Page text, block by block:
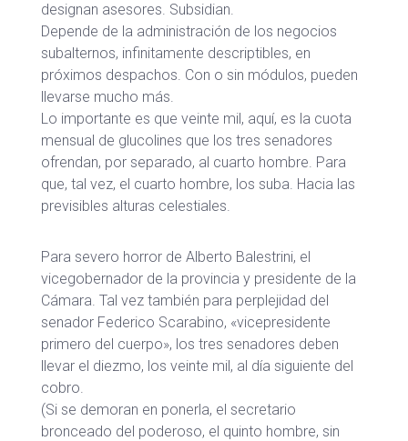
designan asesores. Subsidian.
Depende de la administración de los negocios
subalternos, infinitamente descriptibles, en
próximos despachos. Con o sin módulos, pueden
llevarse mucho más.
Lo importante es que veinte mil, aquí, es la cuota
mensual de glucolines que los tres senadores
ofrendan, por separado, al cuarto hombre. Para
que, tal vez, el cuarto hombre, los suba. Hacia las
previsibles alturas celestiales.
Para severo horror de Alberto Balestrini, el
vicegobernador de la provincia y presidente de la
Cámara. Tal vez también para perplejidad del
senador Federico Scarabino, «vicepresidente
primero del cuerpo», los tres senadores deben
llevar el diezmo, los veinte mil, al día siguiente del
cobro.
(Si se demoran en ponerla, el secretario
bronceado del poderoso, el quinto hombre, sin